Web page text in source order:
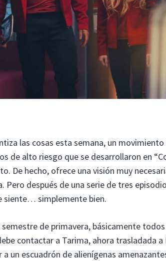
las cosas esta semana, un
de alto riesgo que se desarrollaron en
De hecho, ofrece una visión muy
después de una serie de tres
siente… simplemente bien.
semestre de primavera, básicamente
contactar a Tarima, ahora trasladada
un escuadrón de alienígenas